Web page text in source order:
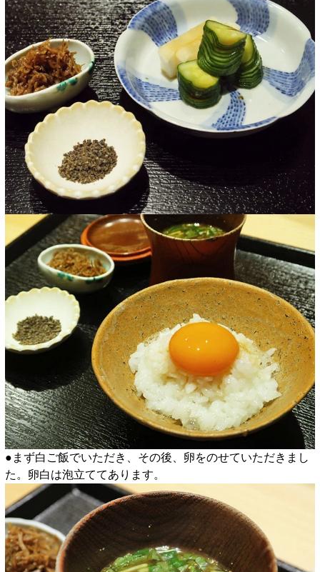
●まず白ご飯でいただき、その後、卵をのせていただきまし
た。卵白は泡立ててあります。